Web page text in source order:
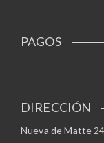
PAGOS
DIRECCIÓN
Nueva de Matte